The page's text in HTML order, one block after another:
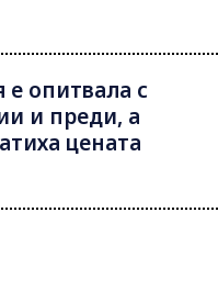
опитвала с
и преди, а
цената